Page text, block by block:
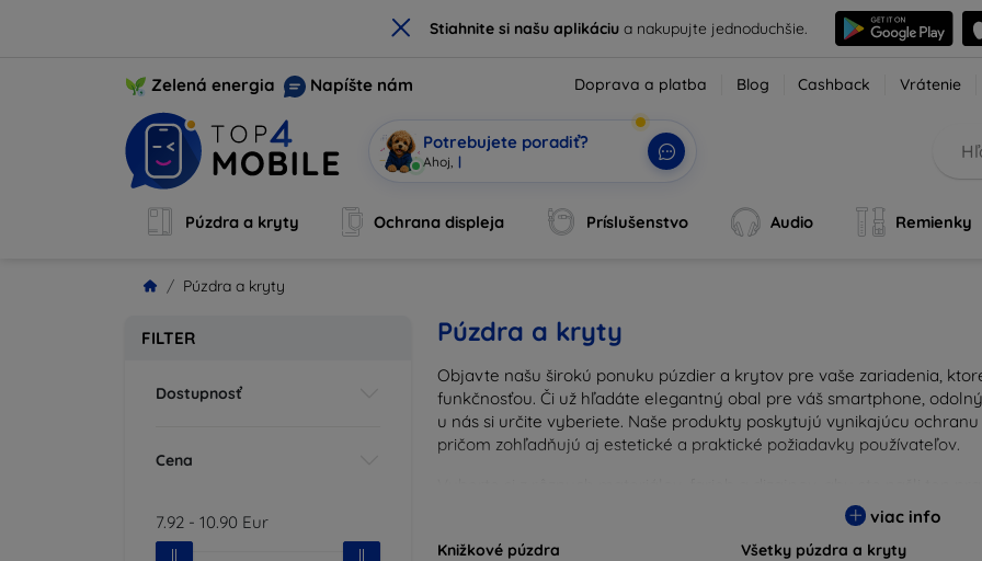
× Stiahnite si našu aplikáciua nakupujte jednoduchšie.
Zelená energia Napíšte nám Doprava a platba Blog Cashback Vrátenie
Potrebujete poradiť?
Som Mo
Púzdra a kryty Ochrana displeja Príslušenstvo Audio Remienky
Púzdra a kryty
FILTER
Dostupnosť
Cena
7.92 - 10.90 Eur
Púzdra a kryty
Objavte našu širokú ponuku púzdier a krytov pre vaše zariadenia,
funkčnosťou. Či už hľadáte elegantný obal pre váš smartphone,
u nás si určite vyberiete. Naše produkty poskytujú vynikajúcu
pričom zohľadňujú aj estetické a praktické požiadavky používateľov.
kryty sú nielen praktické, ale aj módne, takže sa stanú neoddeliteľnou
milovníkov technológií alebo tých, ktorí chcú len ochrániť svoju
viac info
Knižkové púzdra Všetky púzdra a kryty